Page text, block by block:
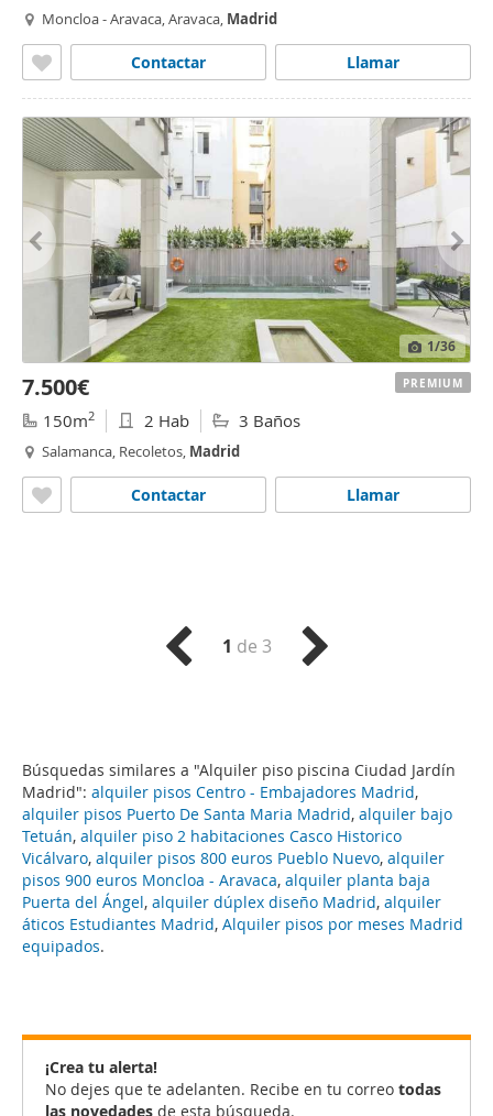
Búsquedas similares a "Alquiler piso piscina Ciudad Jardín
Madrid": alquiler pisos Centro - Embajadores Madrid,
alquiler pisos Puerto De Santa Maria Madrid, alquiler bajo
Tetuán, alquiler piso 2 habitaciones Casco Historico
Vicálvaro, alquiler pisos 800 euros Pueblo Nuevo, alquiler
pisos 900 euros Moncloa - Aravaca, alquiler planta baja
Puerta del Ángel, alquiler dúplex diseño Madrid, alquiler
áticos Estudiantes Madrid, Alquiler pisos por meses Madrid
equipados.
Moncloa - Aravaca, Aravaca, Madrid
Llamar
Contactar
1/36
7.500€
150m2 2 Hab 3 Baños
Salamanca, Recoletos, Madrid
Llamar
Contactar
PREMIUM
1 de 3
¡Crea tu alerta!
No dejes que te adelanten. Recibe en tu correo todas
las novedades de esta búsqueda.